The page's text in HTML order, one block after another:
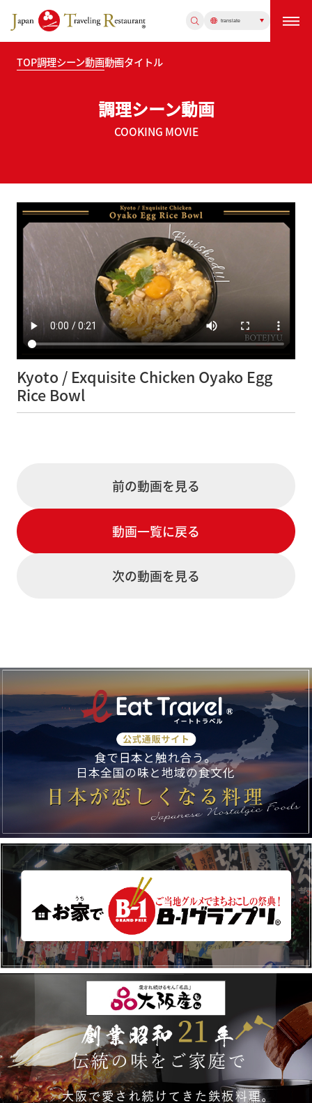
TOP調理シーン動画動画タイトル
調理シーン動画
COOKING MOVIE
Kyoto / Exquisite Chicken Oyako Egg
Rice Bowl
前の動画を見る
動画一覧に戻る
次の動画を見る